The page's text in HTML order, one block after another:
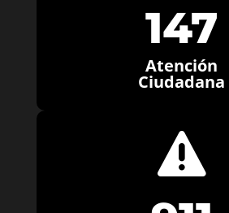
147
Atención
Ciudadana
